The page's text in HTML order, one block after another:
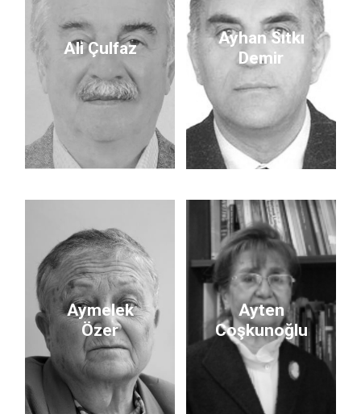
Ali Çulfaz
Ayhan Sıtkı
Demir
Aymelek
Özer
Ayten
Coşkunoğlu